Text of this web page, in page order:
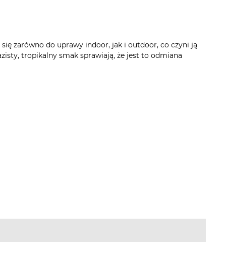
zarówno do uprawy indoor, jak i outdoor, co czyni ją
tropikalny smak sprawiają, że jest to odmiana